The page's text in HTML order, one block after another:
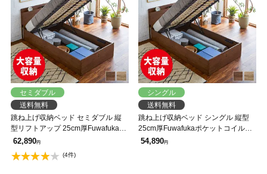
セミダブル
送料無料
跳ね上げ収納ベッド セミダブル 縦
型リフトアップ 25cm厚Fuwafukaポ
ケットコイルマットレスセット 深さ
プリング 棚 【大型家具配送】
62,890円
(4件)
シングル
送料無料
跳ね上げ収納ベッド シングル 縦型
25cm厚Fuwafukaポケットコイルマ
ットレスセット 深さ30cm ガス圧式
54,890円